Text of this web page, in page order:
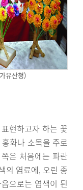
유산청)
현하고자 하는 꽃
화나 소목을 주로
은 처음에는 파란
의 염료에, 오린 종
으로는 염색이 된